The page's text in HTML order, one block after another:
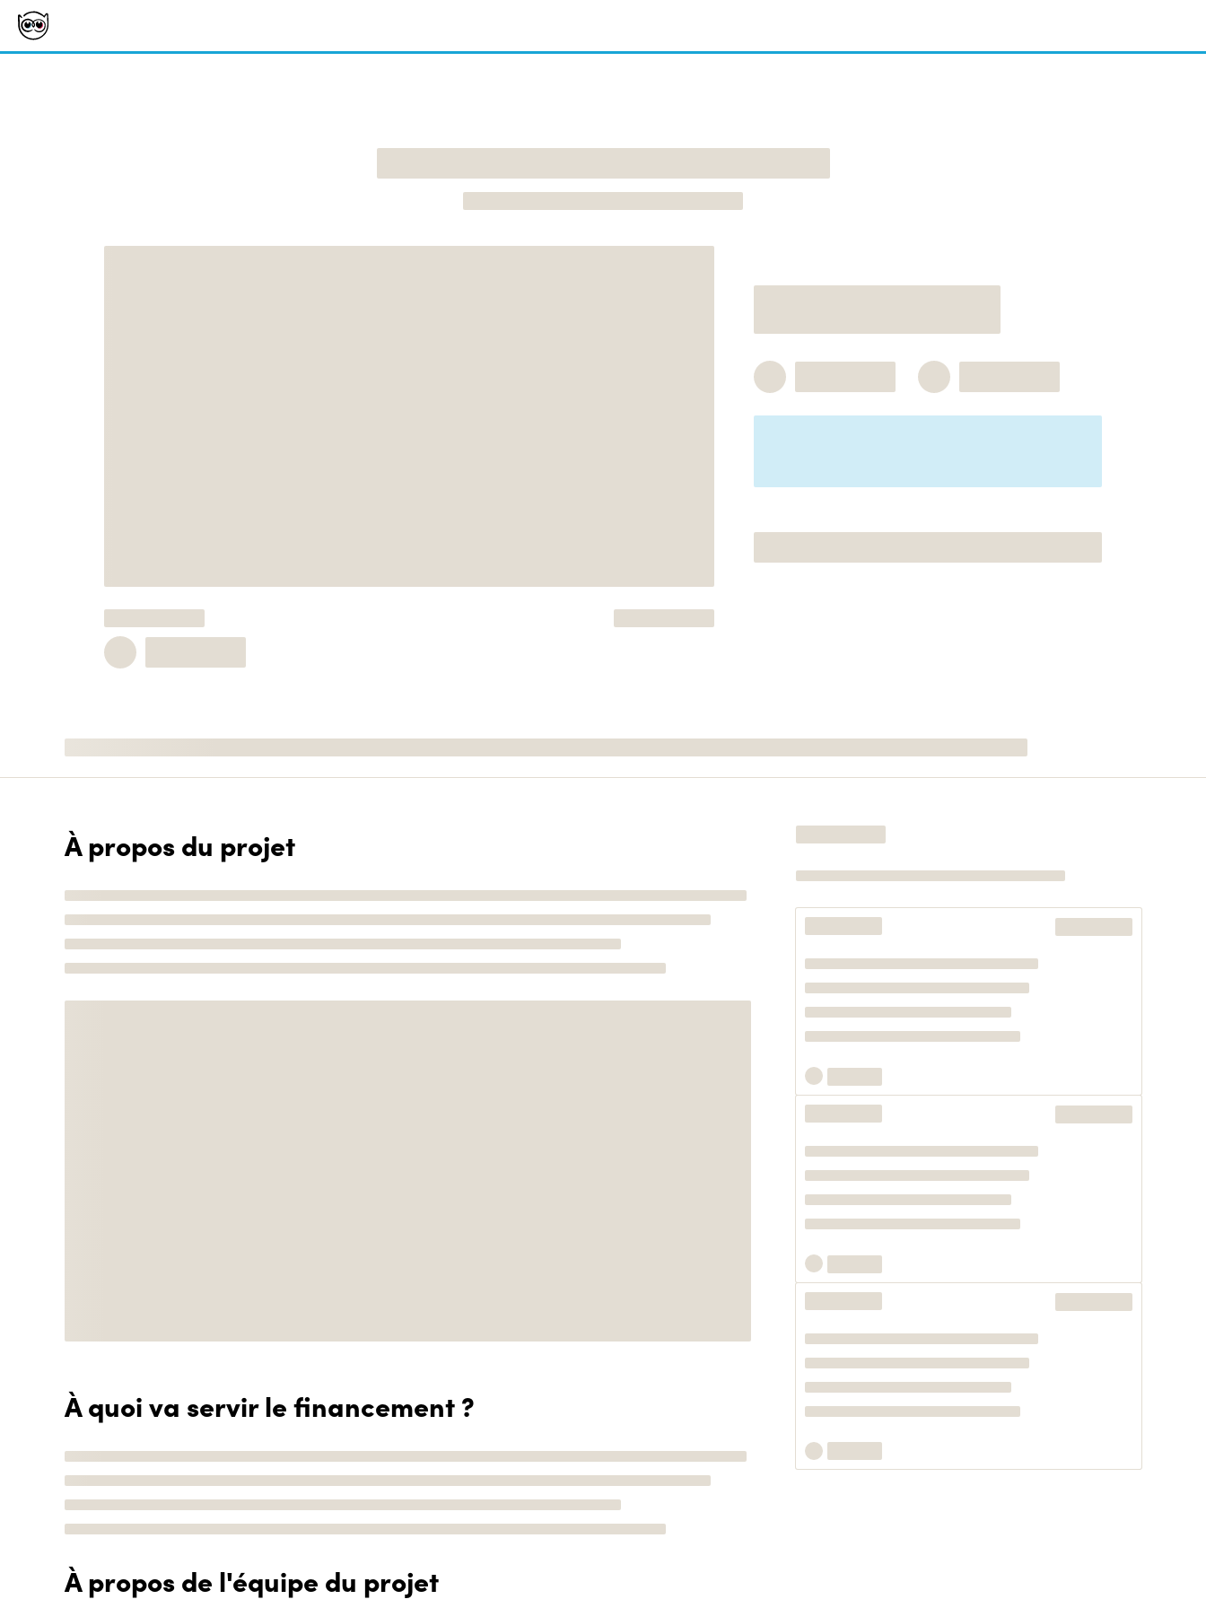
À propos du projet
À quoi va servir le financement ?
À propos de l'équipe du projet